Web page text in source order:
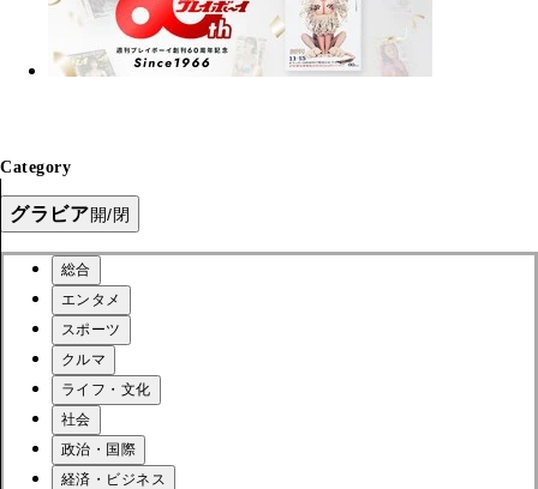
Category
グラビア開/閉
総合
エンタメ
スポーツ
クルマ
ライフ・文化
社会
政治・国際
経済・ビジネス